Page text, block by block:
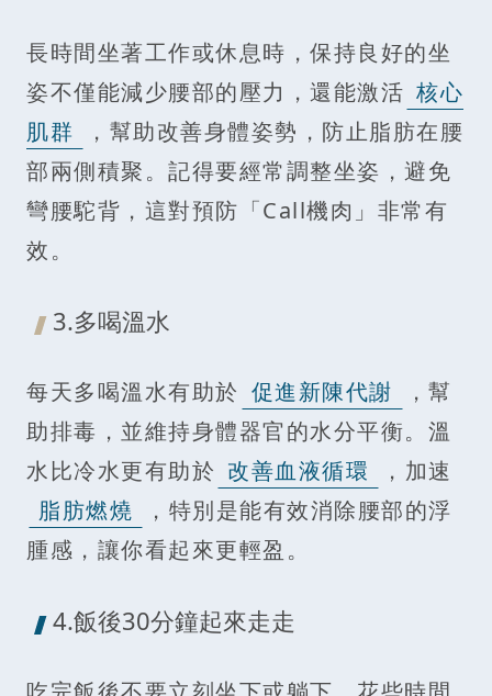
長時間坐著工作或休息時，保持良好的坐
姿不僅能減少腰部的壓力，還能激活 核心
肌群
，幫助改善身體姿勢，防止脂肪在腰
部兩側積聚。記得要經常調整坐姿，避免
彎腰駝背，這對預防「Call機肉」非常有
效。
3.多喝溫水
每天多喝溫水有助於 促進新陳代謝
，幫
助排毒，並維持身體器官的水分平衡。溫
水比冷水更有助於 改善血液循環
，加速
脂肪燃燒
，特別是能有效消除腰部的浮
腫感，讓你看起來更輕盈。
4.飯後30分鐘起來走走